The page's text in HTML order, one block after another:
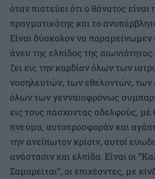
όταν πιστεύει ότι ο θάνατος είναι
πραγματικότης και το
Είναι δύσκολον να παραμείνωμεν
άνευ της ελπίδος της
ζει εις την καρδίαν όλων των
νοσηλευτών, των εθελοντών, των
όλων των γενναιοφρόνως
εις τους πάσχοντας αδελφούς, μέ
πνεύμα, αυτοπροσφοράν και
την ανείπωτον κρίσιν, αυτοί
ανάστασιν και ελπίδα. Είναι οι
Σαμαρείται”, οι επιχέοντες, με